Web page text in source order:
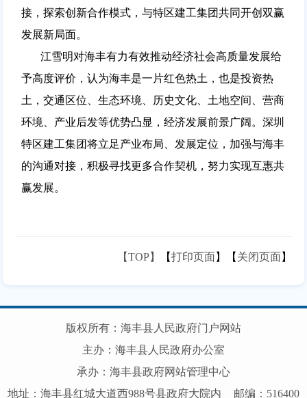
接，探索创新合作模式，与特区建工集团共同开创双赢
发展新局面。
江雪明对海丰有力有效推动经济社会高质量发展给
予高度评价，认为海丰是一片红色热土，也是投资热
土，交通区位、生态环境、历史文化、土地空间、营商
环境、产业后发等优势凸显，经济发展前景广阔。深圳
特区建工集团将立足产业布局、发展定位，加强与海丰
的沟通对接，积极寻找更多合作契机，努力实现互惠共
赢发展。
【TOP】 【打印页面】【 关闭页面】
版权所有：海丰县人民政府门户网站
主办：海丰县人民政府办公室
承办：海丰县政府网站管理中心
地址：海丰县红城大道西988号县政府大院内
邮编：516400